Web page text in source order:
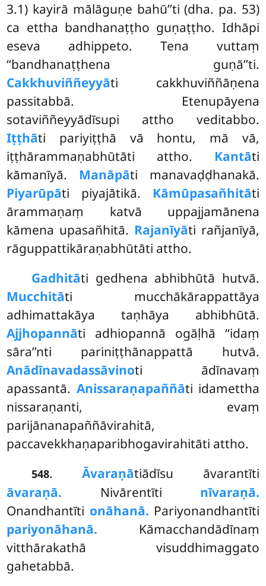
3.1) kayirā mālāguṇe bahū’’ti (dha. pa. 53)
ca ettha bandhanaṭṭho guṇaṭṭho. Idhāpi
eseva adhippeto. Tena vuttaṃ
‘‘bandhanaṭṭhena guṇā’’ti.
Cakkhuviññeyyāti cakkhuviññāṇena
passitabbā. Etenupāyena
sotaviññeyyādīsupi attho veditabbo.
Iṭṭhāti pariyiṭṭhā vā hontu, mā vā,
iṭṭhārammaṇabhūtāti attho. Kantāti
kāmanīyā. Manāpāti manavaḍḍhanakā.
Piyarūpāti piyajātikā. Kāmūpasañhitāti
ārammaṇaṃ katvā uppajjamānena
kāmena upasañhitā. Rajanīyāti rañjanīyā,
rāguppattikāraṇabhūtāti attho.
Gadhitāti gedhena abhibhūtā hutvā.
Mucchitāti mucchākārappattāya
adhimattakāya taṇhāya abhibhūtā.
Ajjhopannāti adhiopannā ogāḷhā ‘‘idaṃ
sāra’’nti pariniṭṭhānappattā hutvā.
Anādīnavadassāvinoti ādīnavaṃ
apassantā. Anissaraṇapaññāti idamettha
nissaraṇanti, evaṃ
parijānanapaññāvirahitā,
paccavekkhaṇaparibhogavirahitāti attho.
548.Āvaraṇātiādīsu āvarantīti
āvaraṇā. Nivārentīti nīvaraṇā.
Onandhantīti onāhanā. Pariyonandhantīti
pariyonāhanā. Kāmacchandādīnaṃ
vitthārakathā visuddhimaggato
gahetabbā.